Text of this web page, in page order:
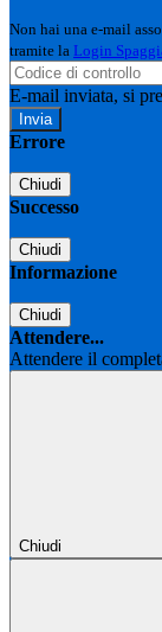
Non hai una e-mail
tramite la Login
E-mail inviata, si
Errore
Chiudi
Successo
Chiudi
Informazione
Chiudi
Attendere...
Attendere il
Chiudi